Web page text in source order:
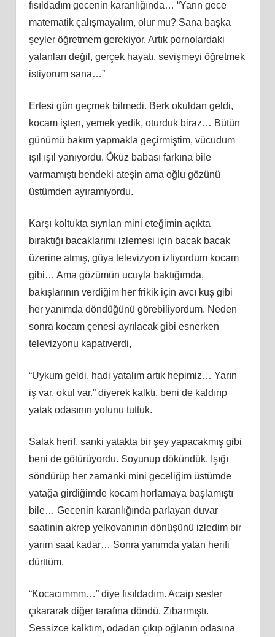
fısıldadım gecenin karanlığında… “Yarın gece
matematik çalışmayalım, olur mu? Sana başka
şeyler öğretmem gerekiyor. Artık pornolardaki
yalanları değil, gerçek hayatı, sevişmeyi öğretmek
istiyorum sana…”
Ertesi gün geçmek bilmedi. Berk okuldan geldi,
kocam işten, yemek yedik, oturduk biraz… Bütün
günümü bakım yapmakla geçirmiştim, vücudum
ışıl ışıl yanıyordu. Öküz babası farkına bile
varmamıştı bendeki ateşin ama oğlu gözünü
üstümden ayıramıyordu.
Karşı koltukta sıyrılan mini eteğimin açıkta
bıraktığı bacaklarımı izlemesi için bacak bacak
üzerine atmış, güya televizyon izliyordum kocam
gibi… Ama gözümün ucuyla baktığımda,
bakışlarının verdiğim her frikik için avcı kuş gibi
her yanımda döndüğünü görebiliyordum. Neden
sonra kocam çenesi ayrılacak gibi esnerken
televizyonu kapatıverdi,
“Uykum geldi, hadi yatalım artık hepimiz… Yarın
iş var, okul var.” diyerek kalktı, beni de kaldırıp
yatak odasının yolunu tuttuk.
Salak herif, sanki yatakta bir şey yapacakmış gibi
beni de götürüyordu. Soyunup dökündük. Işığı
söndürüp her zamanki mini geceliğim üstümde
yatağa girdiğimde kocam horlamaya başlamıştı
bile… Gecenin karanlığında parlayan duvar
saatinin akrep yelkovanının dönüşünü izledim bir
yarım saat kadar… Sonra yanımda yatan herifi
dürttüm,
“Kocacımmm…” diye fısıldadım. Acaip sesler
çıkararak diğer tarafına döndü. Zıbarmıştı.
Sessizce kalktım, odadan çıkıp oğlanın odasına